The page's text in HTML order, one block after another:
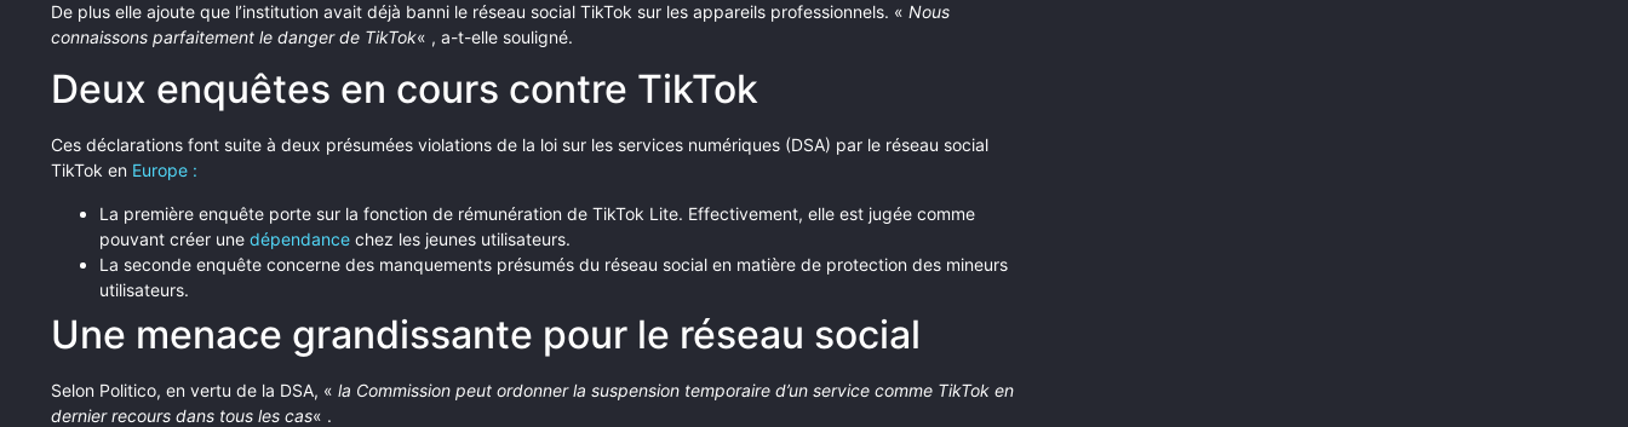
De plus elle ajoute que l’institution avait déjà banni le réseau social TikTok sur les appareils professionnels. « Nous
connaissons parfaitement le danger de TikTok« , a-t-elle souligné.
Deux enquêtes en cours contre TikTok
Ces déclarations font suite à deux présumées violations de la loi sur les services numériques (DSA) par le réseau social
TikTok en Europe :
La première enquête porte sur la fonction de rémunération de TikTok Lite. Effectivement, elle est jugée comme
pouvant créer une dépendance chez les jeunes utilisateurs.
La seconde enquête concerne des manquements présumés du réseau social en matière de protection des mineurs
utilisateurs.
Une menace grandissante pour le réseau social
Selon Politico, en vertu de la DSA, « la Commission peut ordonner la suspension temporaire d’un service comme TikTok en
dernier recours dans tous les cas« .